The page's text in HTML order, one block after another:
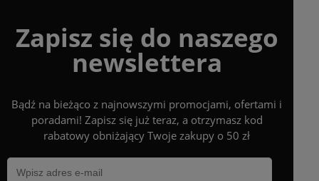
Zapisz się do naszego
newslettera
Bądź na bieżąco z najnowszymi promocjami, ofertami i
poradami! Zapisz się już teraz, a otrzymasz kod
rabatowy obniżający Twoje zakupy o 50 zł